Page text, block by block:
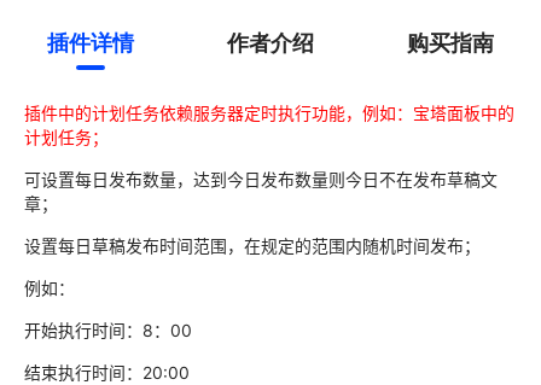
插件详情 作者介绍 购买指南
插件中的计划任务依赖服务器定时执行功能，例如：宝塔面板中的
计划任务；
可设置每日发布数量，达到今日发布数量则今日不在发布草稿文
章；
设置每日草稿发布时间范围，在规定的范围内随机时间发布；
例如：
开始执行时间：8：00
结束执行时间：20:00